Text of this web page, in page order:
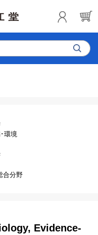
環境
合分野
Evidence-